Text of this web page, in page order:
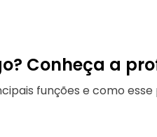
Conheça a
funções e como